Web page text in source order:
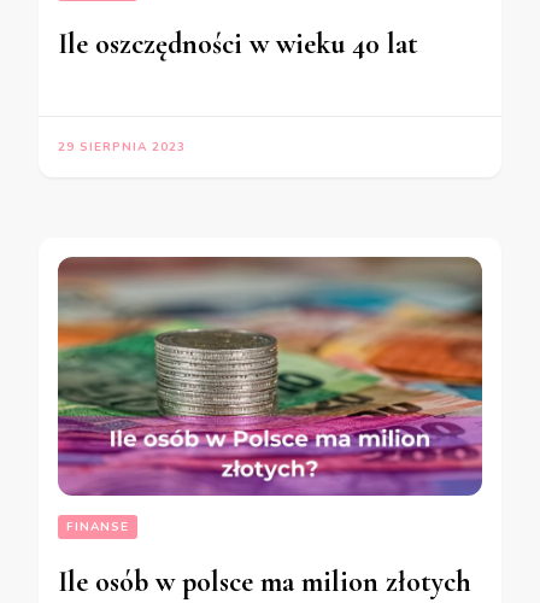
Ile oszczędności w wieku 40 lat
29 SIERPNIA 2023
FINANSE
Ile osób w polsce ma milion złotych